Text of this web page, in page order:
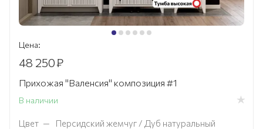
Цена:
48 250₽
Прихожая "Валенсия" композиция #1
В наличии
Цвет —
Персидский жемчуг / Дуб натуральный